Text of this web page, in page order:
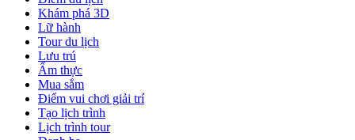
Khám phá 3D
Lữ hành
Tour du lịch
Lưu trú
Ẩm thực
Mua sắm
Điểm vui chơi giải trí
Tạo lịch trình
Lịch trình tour